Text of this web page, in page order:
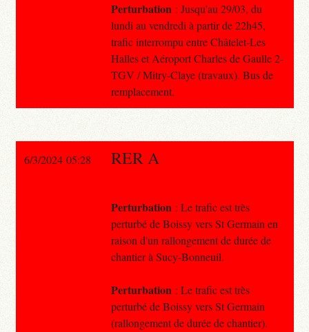
Perturbation : Jusqu'au 29/03, du
lundi au vendredi à partir de 22h45,
trafic interrompu entre Châtelet-Les
Halles et Aéroport Charles de Gaulle 2-
TGV / Mitry-Claye (travaux). Bus de
remplacement.
6/3/2024 05:28 RER A
Perturbation : Le trafic est très
perturbé de Boissy vers St Germain en
raison d'un rallongement de durée de
chantier à Sucy-Bonneuil.
Perturbation : Le trafic est très
perturbé de Boissy vers St Germain
(rallongement de durée de chantier).